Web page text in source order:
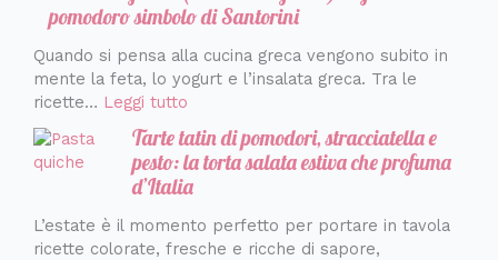
pomodoro simbolo di Santorini
Quando si pensa alla cucina greca vengono subito in
mente la feta, lo yogurt e l’insalata greca. Tra le
ricette… Leggi tutto
Tarte tatin di pomodori, stracciatella e
pesto: la torta salata estiva che profuma
d’Italia
L’estate è il momento perfetto per portare in tavola
ricette colorate, fresche e ricche di sapore,